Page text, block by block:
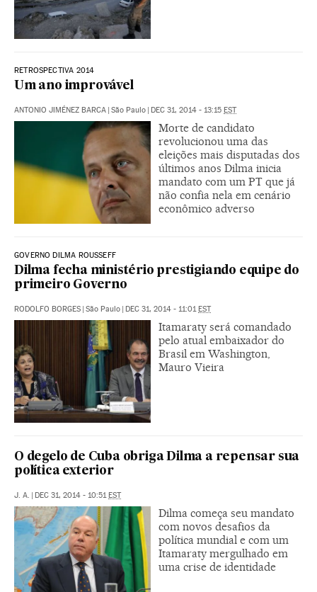
RETROSPECTIVA 2014
Um ano improvável
ANTONIO JIMÉNEZ BARCA | São Paulo | DEC 31, 2014 - 13:15 EST
Morte de candidato
revolucionou uma das
eleições mais disputadas dos
últimos anos Dilma inicia
mandato com um PT que já
não confia nela em cenário
econômico adverso
GOVERNO DILMA ROUSSEFF
Dilma fecha ministério prestigiando equipe do
primeiro Governo
RODOLFO BORGES | São Paulo | DEC 31, 2014 - 11:01EST
Itamaraty será comandado
pelo atual embaixador do
Brasil em Washington,
Mauro Vieira
O degelo de Cuba obriga Dilma a repensar sua
política exterior
J. A. | DEC 31, 2014 - 10:51EST
Dilma começa seu mandato
com novos desafios da
política mundial e com um
Itamaraty mergulhado em
uma crise de identidade